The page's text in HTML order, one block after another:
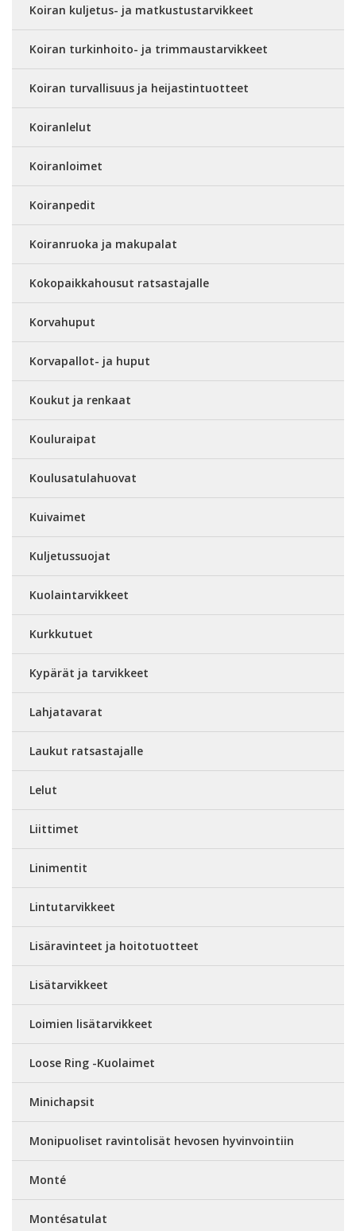
Koiran kuljetus- ja matkustustarvikkeet
Koiran turkinhoito- ja trimmaustarvikkeet
Koiran turvallisuus ja heijastintuotteet
Koiranlelut
Koiranloimet
Koiranpedit
Koiranruoka ja makupalat
Kokopaikkahousut ratsastajalle
Korvahuput
Korvapallot- ja huput
Koukut ja renkaat
Kouluraipat
Koulusatulahuovat
Kuivaimet
Kuljetussuojat
Kuolaintarvikkeet
Kurkkutuet
Kypärät ja tarvikkeet
Lahjatavarat
Laukut ratsastajalle
Lelut
Liittimet
Linimentit
Lintutarvikkeet
Lisäravinteet ja hoitotuotteet
Lisätarvikkeet
Loimien lisätarvikkeet
Loose Ring -Kuolaimet
Minichapsit
Monipuoliset ravintolisät hevosen hyvinvointiin
Monté
Montésatulat